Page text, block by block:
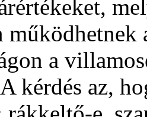
működhetnek
a
kérdés az,